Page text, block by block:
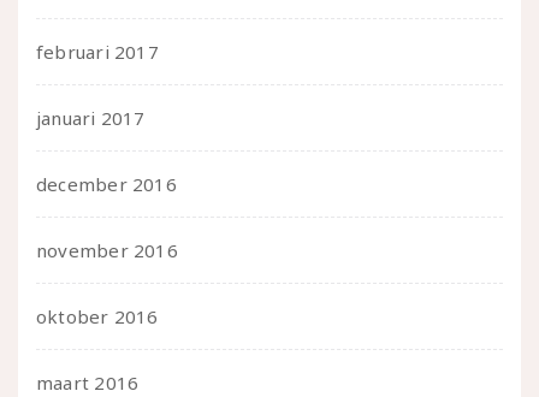
februari 2017
januari 2017
december 2016
november 2016
oktober 2016
maart 2016